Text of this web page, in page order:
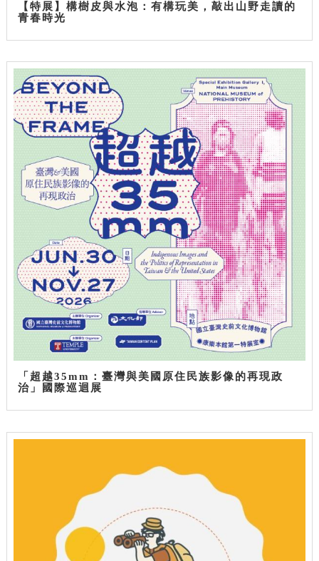
【特展】構樹皮與水泡：有構玩美，敲出山野走讀的
青春時光
「超越35mm：臺灣與美國原住民族影像的再現政
治」國際巡迴展